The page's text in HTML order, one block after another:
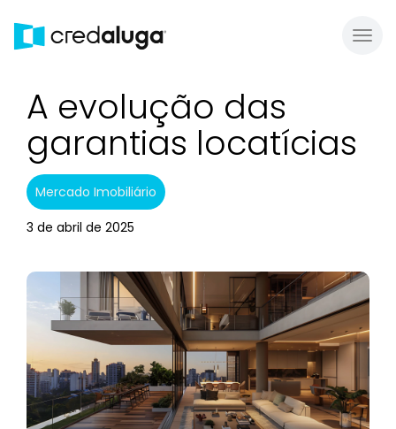
A evolução das
garantias locatícias
Mercado Imobiliário
3 de abril de 2025